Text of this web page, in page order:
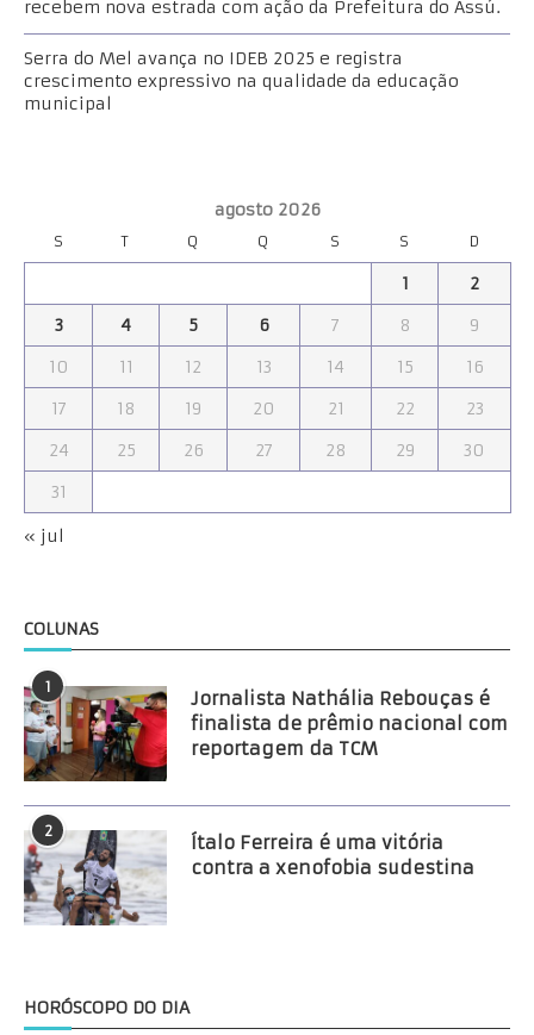
recebem nova estrada com ação da Prefeitura do Assú.
Serra do Mel avança no IDEB 2025 e registra
crescimento expressivo na qualidade da educação
municipal
agosto 2026
S T Q Q S S D
1
2
3
4 5 6 7 8
9
10
11 12 13 14 15
16
17
18 19 20 21 22
23
24
25 26 27 28 29
30
31
« jul
COLUNAS
1
Jornalista Nathália Rebouças é
finalista de prêmio nacional com
reportagem da TCM
2
Ítalo Ferreira é uma vitória
contra a xenofobia sudestina
HORÓSCOPO DO DIA